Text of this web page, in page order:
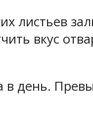
листьев
вкус
день.